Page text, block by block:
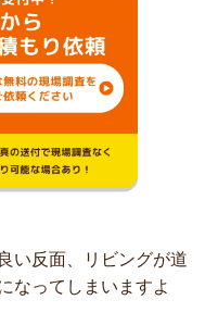
い反面、リビングが道
なってしまいますよ